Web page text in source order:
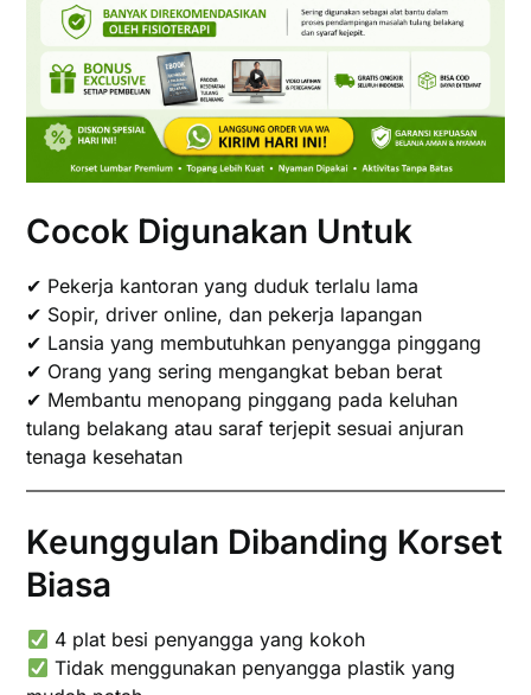
Cocok Digunakan Untuk
✔ Pekerja kantoran yang duduk terlalu lama
✔ Sopir, driver online, dan pekerja lapangan
✔ Lansia yang membutuhkan penyangga pinggang
✔ Orang yang sering mengangkat beban berat
✔ Membantu menopang pinggang pada keluhan
tulang belakang atau saraf terjepit sesuai anjuran
tenaga kesehatan
Keunggulan Dibanding Korset
Biasa
4 plat besi penyangga yang kokoh
Tidak menggunakan penyangga plastik yang